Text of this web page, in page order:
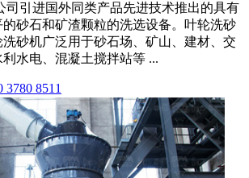
司引进国外同类产品先进技术推出的具有
的砂石和矿渣颗粒的洗选设备。叶轮洗砂
砂机广泛用于砂石场、矿山、建材、交
水电、混凝土搅拌站等 ...
8511